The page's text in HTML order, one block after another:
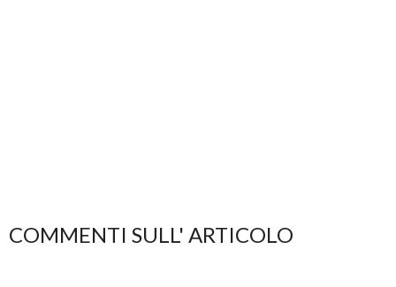
COMMENTI SULL' ARTICOLO